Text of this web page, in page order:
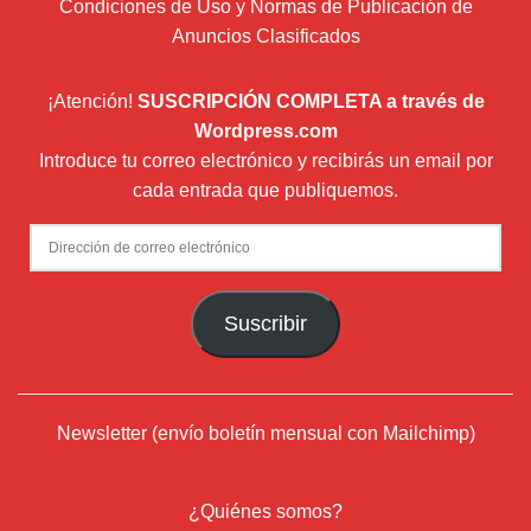
Condiciones de Uso y Normas de Publicación de
Anuncios Clasificados
¡Atención! SUSCRIPCIÓN COMPLETA a través de
Wordpress.com
Introduce tu correo electrónico y recibirás un email por
cada entrada que publiquemos.
Dirección
de
Suscribir
Newsletter (envío boletín mensual con Mailchimp)
¿Quiénes somos?